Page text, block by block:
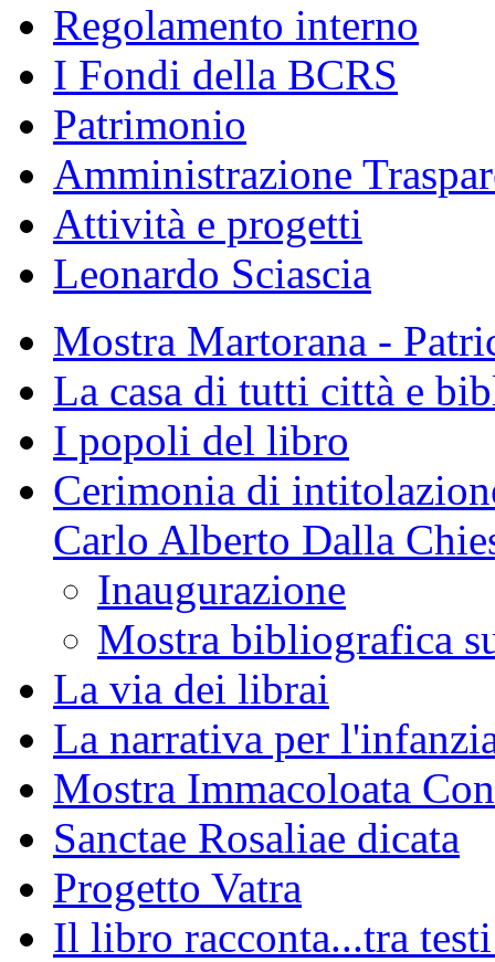
Regolamento interno
I Fondi della BCRS
Patrimonio
Amministrazione
Attività e progetti
Leonardo Sciascia
Mostra Martorana -
La casa di tutti città e
I popoli del libro
Cerimonia di
Carlo Alberto Dalla
Inaugurazione
Mostra bibliografica
La via dei librai
La narrativa per
Mostra Immacoloata
Sanctae Rosaliae dicata
Progetto Vatra
Il libro racconta...tra